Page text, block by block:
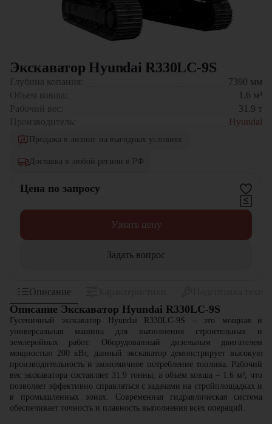
Экскаватор Hyundai R330LC-9S
Глубина копания: 7390 мм
Объем ковша:
1.6 м³
Рабочий вес:
31.9 т
Производитель:
Hyundai
Продажа в лизинг на выгодных условиях
Доставка в любой регион в РФ
Цена по запросу
Узнать цену
Задать вопрос
Описание
Описание Экскаватор Hyundai R330LC-9S
Гусеничный экскаватор Hyundai R330LC-9S – это мощная и
универсальная машина для выполнения строительных и
землеройных работ. Оборудованный дизельным двигателем
мощностью 200 кВт, данный экскаватор демонстрирует высокую
производительность и экономичное потребление топлива. Рабочий
вес экскаватора составляет 31.9 тонны, а объем ковша – 1.6 м³, что
позволяет эффективно справляться с задачами на стройплощадках и
в промышленных зонах. Современная гидравлическая система
обеспечивает точность и плавность выполнения всех операций.